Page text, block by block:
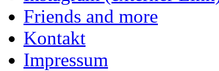
Friends and more
Kontakt
Impressum